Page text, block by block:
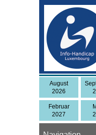
August
2026
Februar
2027